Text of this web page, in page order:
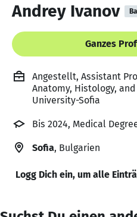
Andrey Ivanov
Ganzes
Angestellt, Assistant
Anatomy, Histology,
University-Sofia
Bis 2024, Medical
Sofia, Bulgarien
Logg Dich ein, um alle